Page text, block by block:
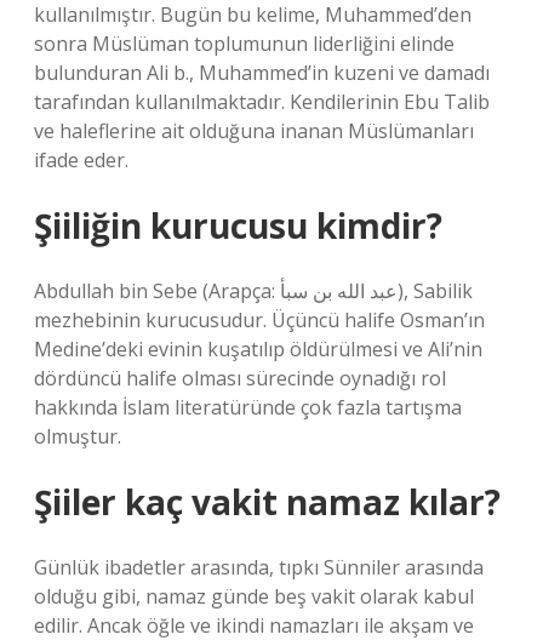
kullanılmıştır. Bugün bu kelime, Muhammed’den
sonra Müslüman toplumunun liderliğini elinde
bulunduran Ali b., Muhammed’in kuzeni ve damadı
tarafından kullanılmaktadır. Kendilerinin Ebu Talib
ve haleflerine ait olduğuna inanan Müslümanları
ifade eder.
Şiiliğin kurucusu kimdir?
Abdullah bin Sebe (Arapça: عبد الله بن سبأ‎), Sabilik
mezhebinin kurucusudur. Üçüncü halife Osman’ın
Medine’deki evinin kuşatılıp öldürülmesi ve Ali’nin
dördüncü halife olması sürecinde oynadığı rol
hakkında İslam literatüründe çok fazla tartışma
olmuştur.
Şiiler kaç vakit namaz kılar?
Günlük ibadetler arasında, tıpkı Sünniler arasında
olduğu gibi, namaz günde beş vakit olarak kabul
edilir. Ancak öğle ve ikindi namazları ile akşam ve